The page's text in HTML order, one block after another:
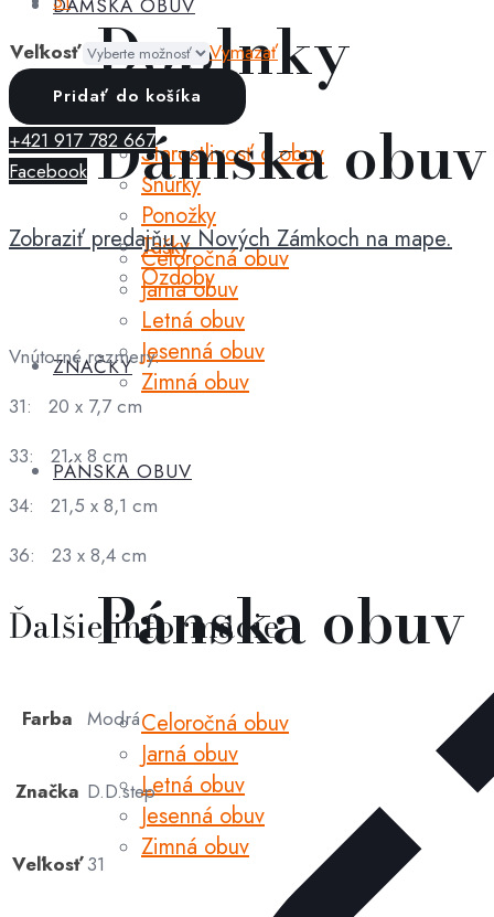
Doplnky
Starostlivosť o obuv
Šnúrky
Ponožky
Tašky
Ozdoby
ZNAČKY
DÁMSKA OBUV
Dámska obuv
Celoročná obuv
Jarná obuv
Letná obuv
Jesenná obuv
Zimná obuv
PÁNSKA OBUV
Pánska obuv
Celoročná obuv
Jarná obuv
Letná obuv
Jesenná obuv
Zimná obuv
Veľkosť
Vymazať
množstvo
D.D.step
-
sandále
blue
Pridať do košíka
+421 917 782 667
Facebook
Zobraziť predajňu v Nových Zámkoch na mape.
Vnútorné rozmery:
31: 20 x 7,7 cm
33: 21 x 8 cm
34: 21,5 x 8,1 cm
36: 23 x 8,4 cm
Ďalšie informácie
Farba Modrá
Značka D.D.step
Veľkosť 31